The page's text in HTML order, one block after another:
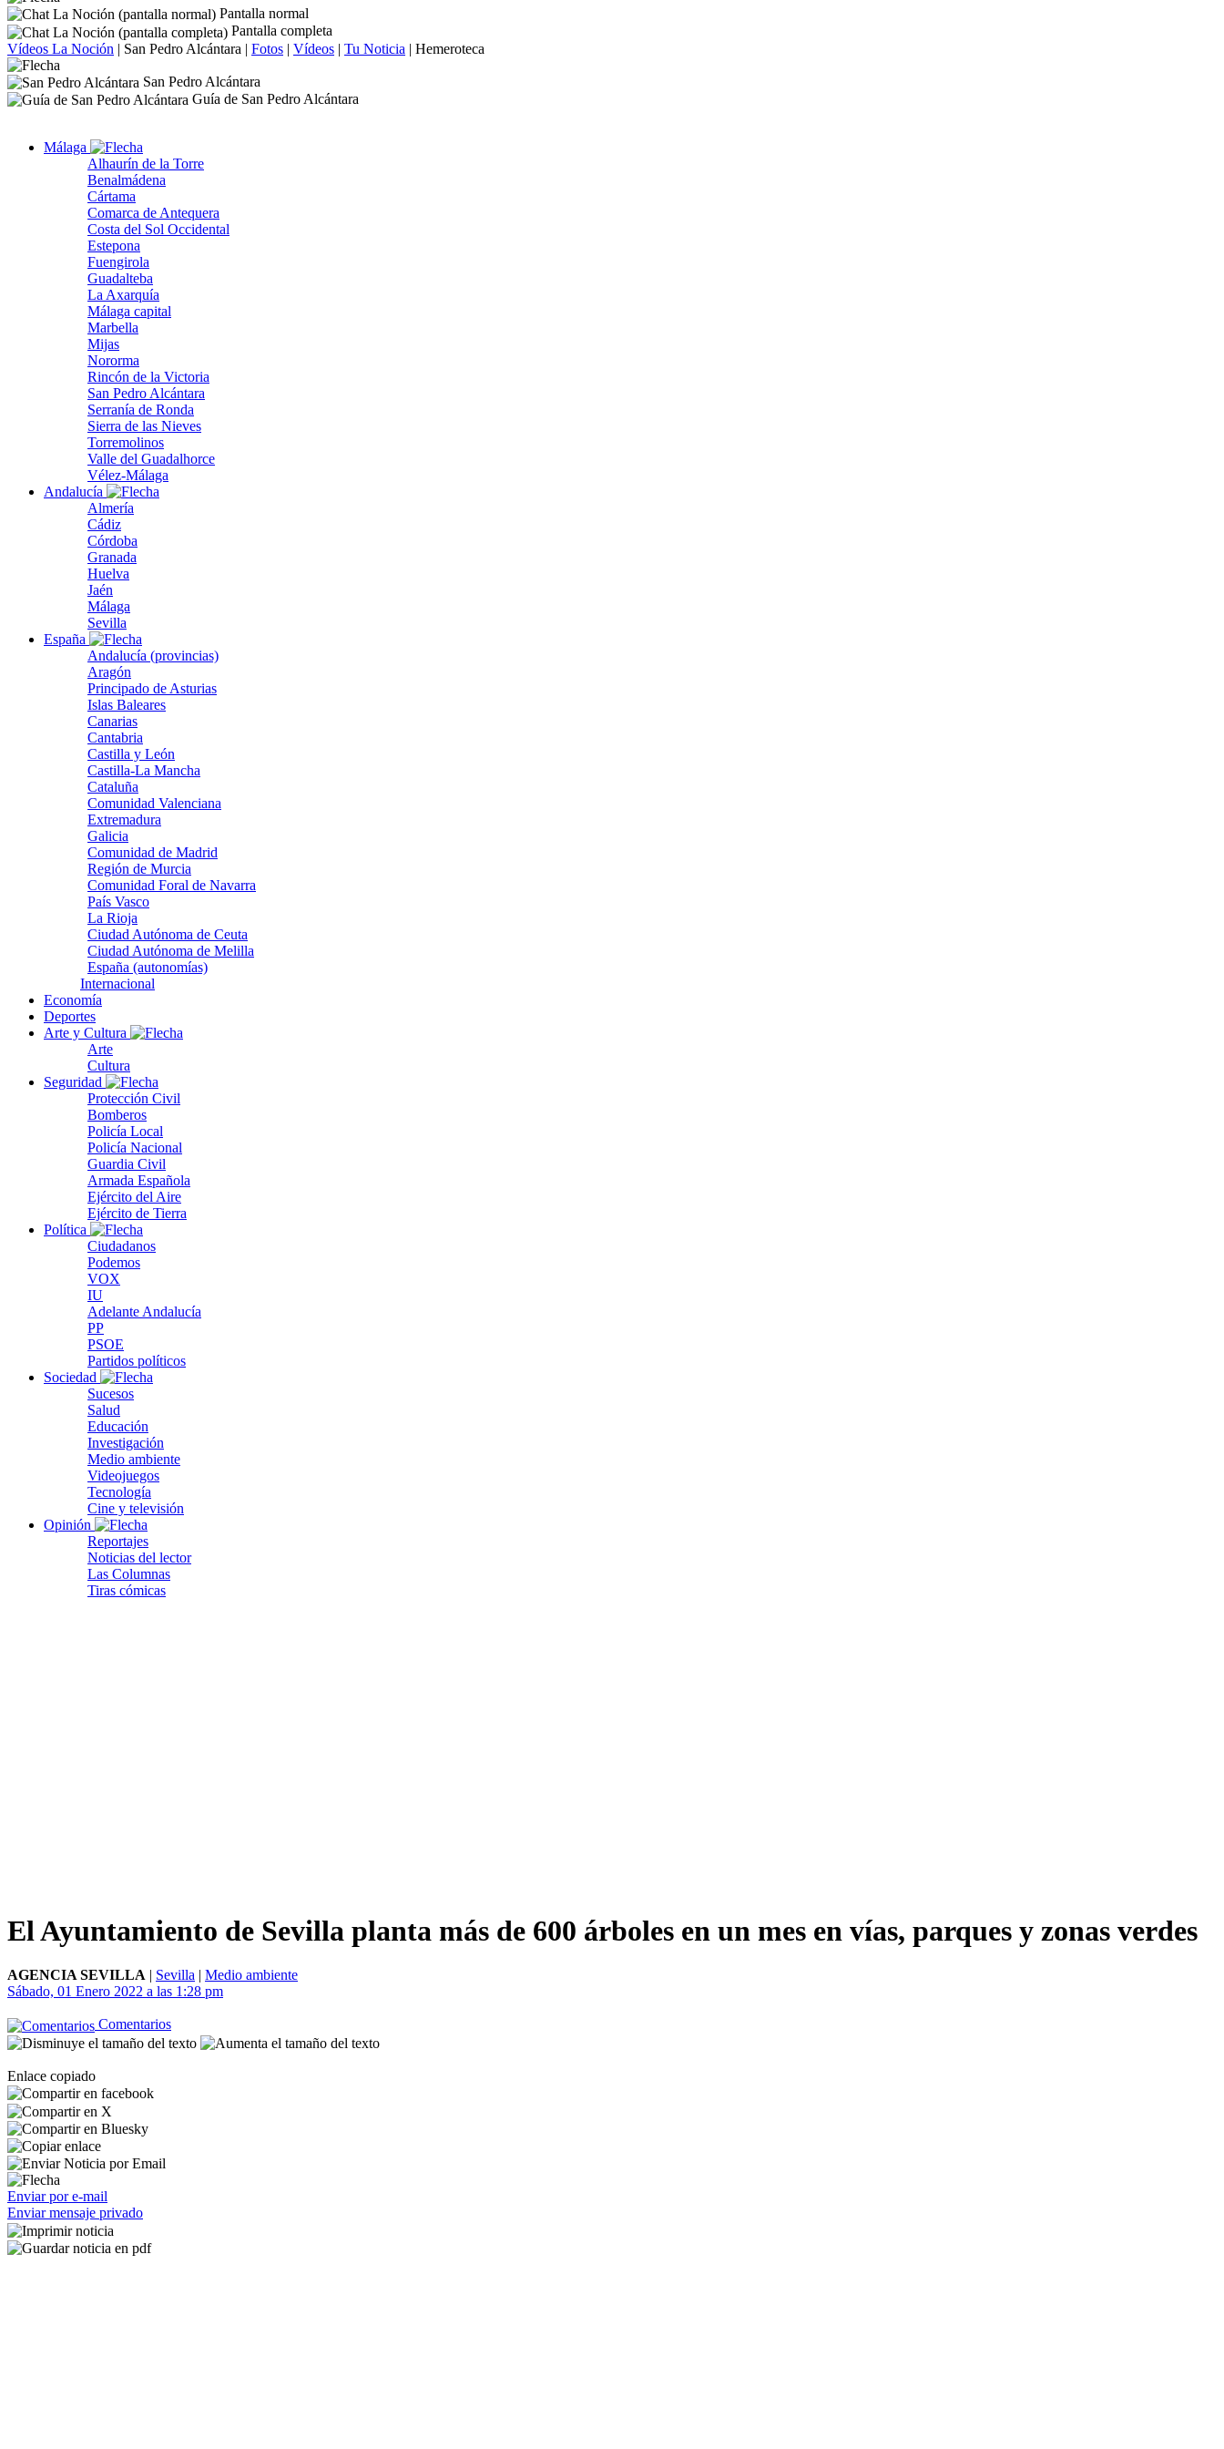
Pantalla normal
Pantalla completa
Vídeos La Noción | San Pedro Alcántara | Fotos | Vídeos | Tu Noticia | Hemeroteca
San Pedro Alcántara
Guía de San Pedro Alcántara
Málaga
Alhaurín de la Torre
Benalmádena
Cártama
Comarca de Antequera
Costa del Sol Occidental
Estepona
Fuengirola
Guadalteba
La Axarquía
Málaga capital
Marbella
Mijas
Nororma
Rincón de la Victoria
San Pedro Alcántara
Serranía de Ronda
Sierra de las Nieves
Torremolinos
Valle del Guadalhorce
Vélez-Málaga
Andalucía
Almería
Cádiz
Córdoba
Granada
Huelva
Jaén
Málaga
Sevilla
España
Andalucía (provincias)
Aragón
Principado de Asturias
Islas Baleares
Canarias
Cantabria
Castilla y León
Castilla-La Mancha
Cataluña
Comunidad Valenciana
Extremadura
Galicia
Comunidad de Madrid
Región de Murcia
Comunidad Foral de Navarra
País Vasco
La Rioja
Ciudad Autónoma de Ceuta
Ciudad Autónoma de Melilla
España (autonomías)
Internacional
Economía
Deportes
Arte y Cultura
Arte
Cultura
Seguridad
Protección Civil
Bomberos
Policía Local
Policía Nacional
Guardia Civil
Armada Española
Ejército del Aire
Ejército de Tierra
Política
Ciudadanos
Podemos
VOX
IU
Adelante Andalucía
PP
PSOE
Partidos políticos
Sociedad
Sucesos
Salud
Educación
Investigación
Medio ambiente
Videojuegos
Tecnología
Cine y televisión
Opinión
Reportajes
Noticias del lector
Las Columnas
Tiras cómicas
El Ayuntamiento de Sevilla planta más de 600 árboles en un mes en vías, parques y zonas verdes
AGENCIA SEVILLA | Sevilla | Medio ambiente
Sábado, 01 Enero 2022 a las 1:28 pm
Comentarios
Enlace copiado
Enviar por e-mail
Enviar mensaje privado